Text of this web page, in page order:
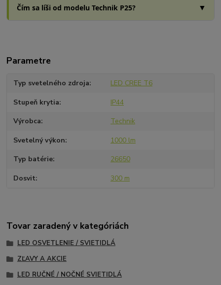
Čím sa líši od modelu Technik P25? ▼
Parametre
Typ svetelného zdroja LED CREE T6
Stupeň krytia IP44
Výrobca Technik
Svetelný výkon 1000 lm
Typ batérie 26650
Dosvit 300 m
Tovar zaradený v kategóriách
LED OSVETLENIE / SVIETIDLÁ
ZĽAVY A AKCIE
LED RUČNÉ / NOČNÉ SVIETIDLÁ